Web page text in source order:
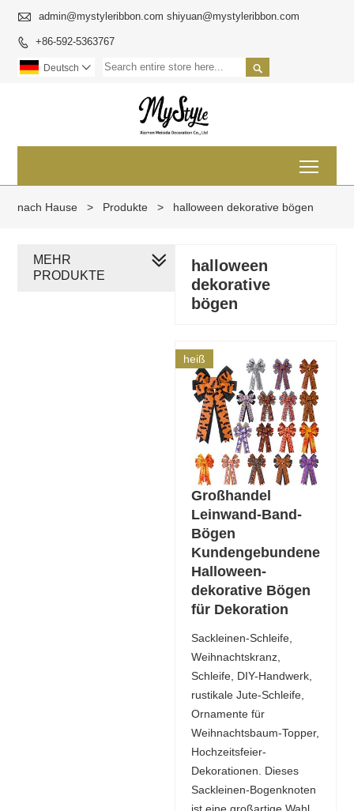
 admin@mystyleribbon.com shiyuan@mystyleribbon.com
 +86-592-5363767

Deutsch 
nach Hause > Produkte > halloween dekorative bögen
halloween
dekorative
bögen
heiß
Großhandel
Leinwand-Band-
Bögen
Kundengebundene
Halloween-
dekorative Bögen
für Dekoration
Sackleinen-Schleife,
Weihnachtskranz,
Schleife, DIY-Handwerk,
rustikale Jute-Schleife,
Ornamente für
Weihnachtsbaum-Topper,
Hochzeitsfeier-
Dekorationen. Dieses
Sackleinen-Bogenknoten
MEHR
PRODUKTE